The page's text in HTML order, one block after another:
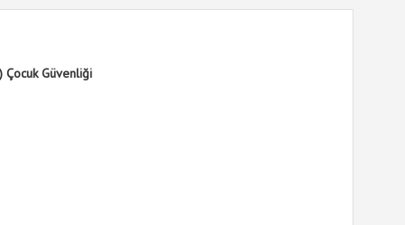
Çocuk Güvenliği